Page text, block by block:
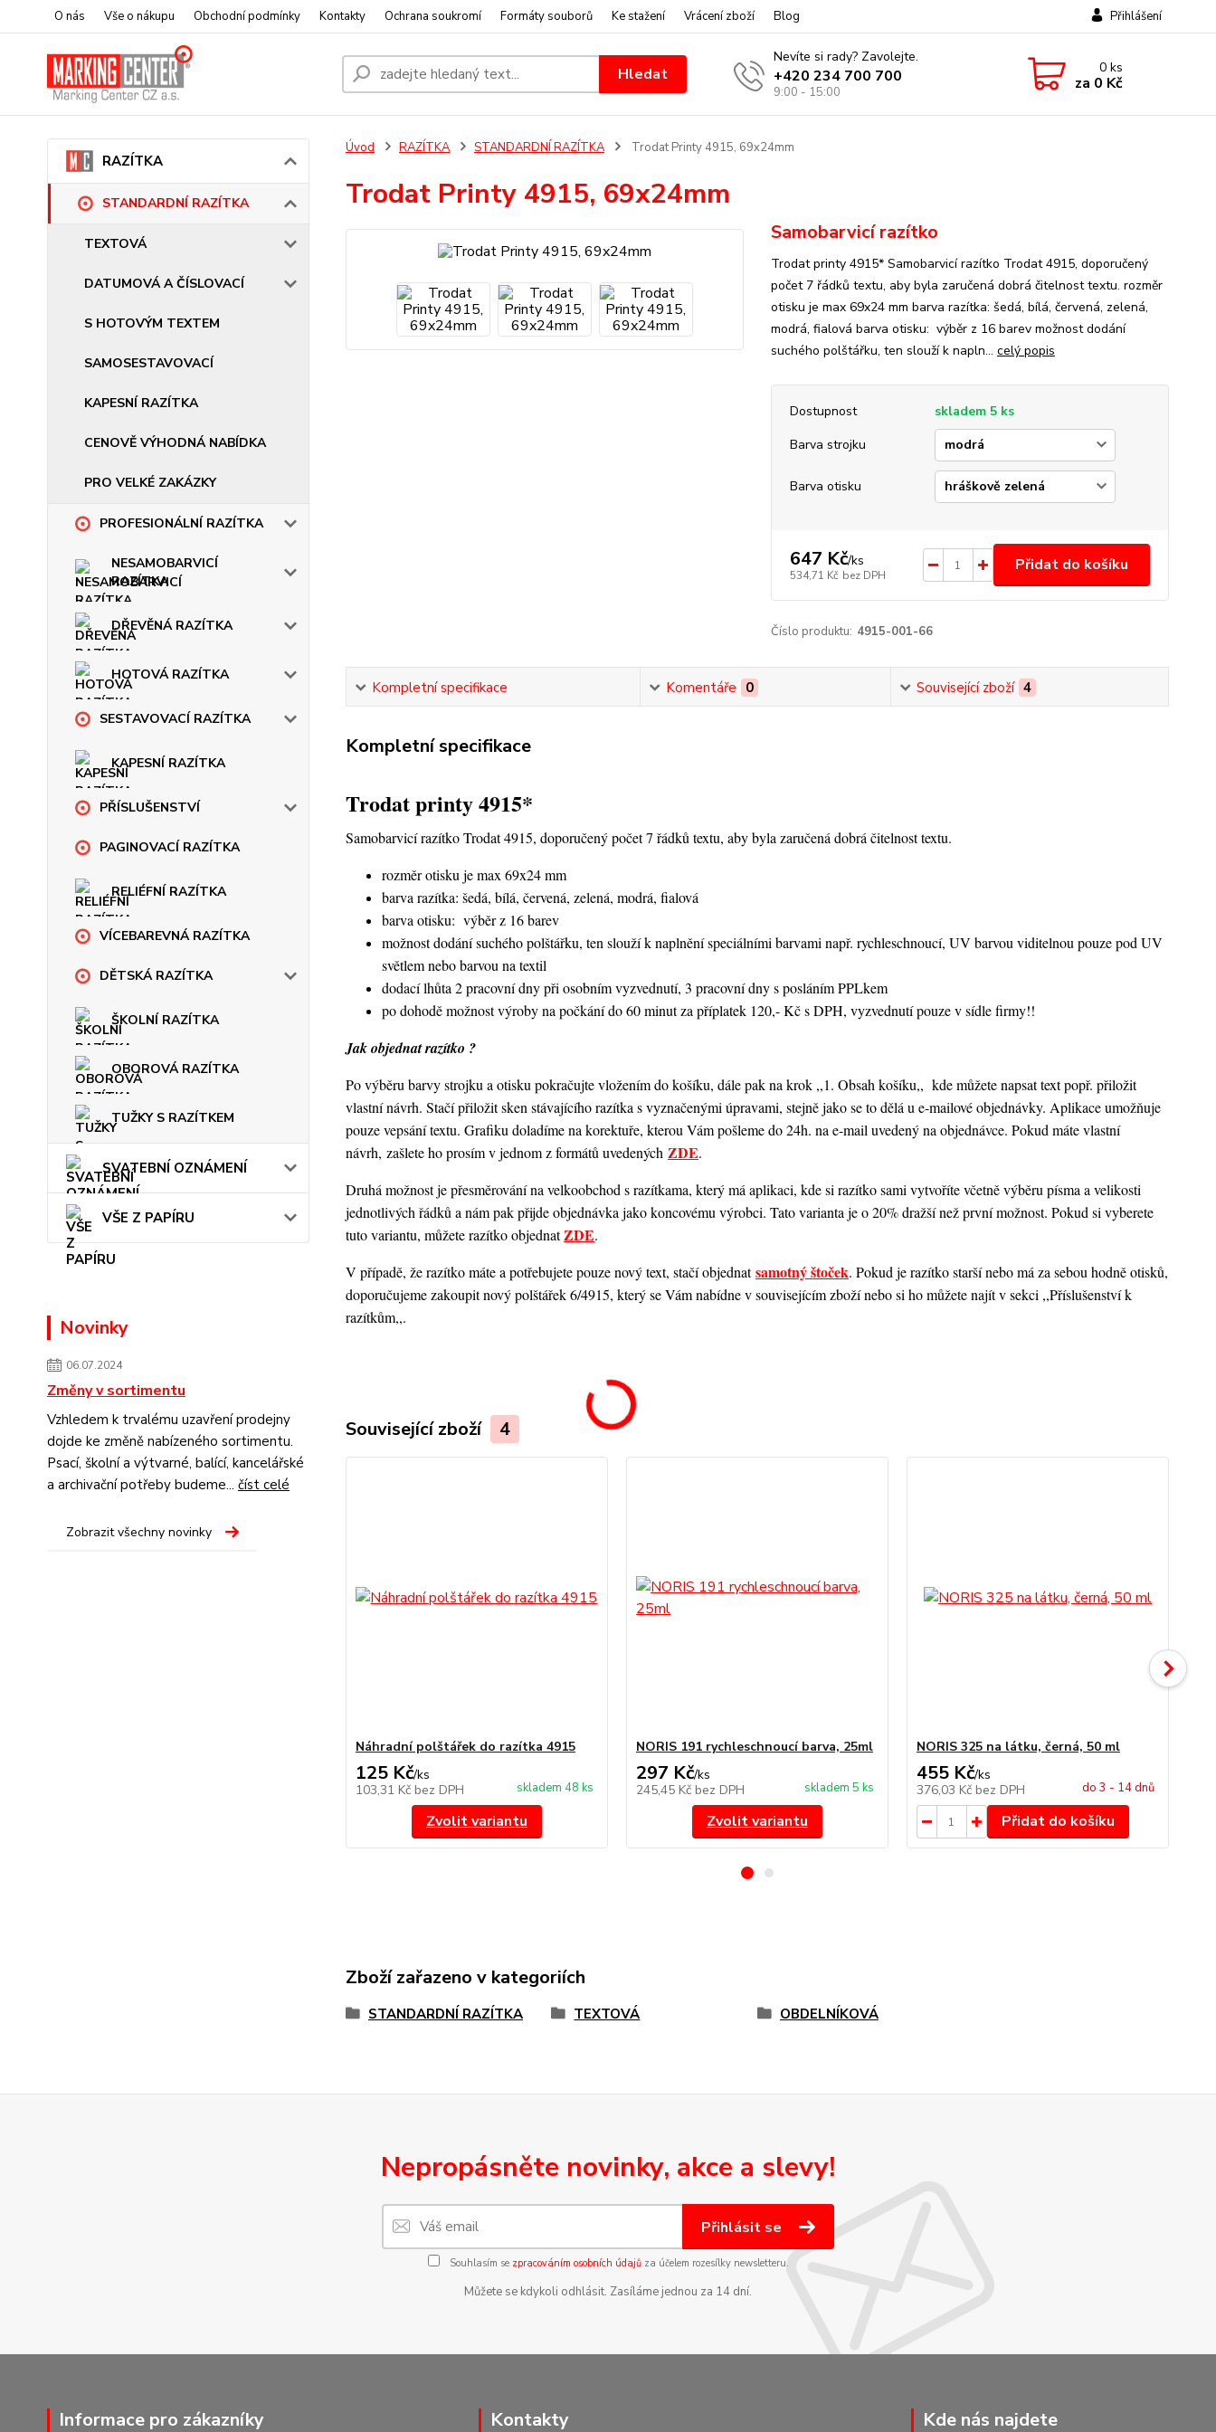
O nás Vše o nákupu Obchodní podmínky Kontakty Ochrana soukromí Formáty souborů Ke stažení Vrácení zboží Blog Přihlášení
Hledat
Nevíte si rady? Zavolejte.
+420 234 700 700
9:00 - 15:00
0ks
za 0 Kč
RAZÍTKA
STANDARDNÍ RAZÍTKA
TEXTOVÁ
DATUMOVÁ A ČÍSLOVACÍ
S HOTOVÝM TEXTEM
SAMOSESTAVOVACÍ
KAPESNÍ RAZÍTKA
CENOVĚ VÝHODNÁ NABÍDKA
PRO VELKÉ ZAKÁZKY
PROFESIONÁLNÍ RAZÍTKA
NESAMOBARVICÍ
RAZÍTKA
DŘEVĚNÁ RAZÍTKA
HOTOVÁ RAZÍTKA
SESTAVOVACÍ RAZÍTKA
KAPESNÍ RAZÍTKA
PŘÍSLUŠENSTVÍ
PAGINOVACÍ RAZÍTKA
RELIÉFNÍ RAZÍTKA
VÍCEBAREVNÁ RAZÍTKA
DĚTSKÁ RAZÍTKA
ŠKOLNÍ RAZÍTKA
OBOROVÁ RAZÍTKA
TUŽKY S RAZÍTKEM
SVATEBNÍ OZNÁMENÍ
VŠE Z PAPÍRU
Novinky
06.07.2024
Změny v sortimentu
Vzhledem k trvalému uzavření prodejny
dojde ke změně nabízeného sortimentu.
Psací, školní a výtvarné, balící, kancelářské
a archivační potřeby budeme... číst celé
Zobrazit všechny novinky
Úvod RAZÍTKA STANDARDNÍ RAZÍTKA Trodat Printy 4915, 69x24mm
Trodat Printy 4915, 69x24mm
Samobarvicí razítko
Trodat printy 4915* Samobarvicí razítko Trodat 4915, doporučený
počet 7 řádků textu, aby byla zaručená dobrá čitelnost textu. rozměr
otisku je max 69x24 mm barva razítka: šedá, bílá, červená, zelená,
modrá, fialová barva otisku: výběr z 16 barev možnost dodání
suchého polštářku, ten slouží k napln... celý popis
Dostupnost
skladem 5 ks
Barva strojku
Barva otisku
647 Kč/ks
534,71 Kč bez DPH
Přidat do košíku
Číslo produktu: 4915-001-66
Kompletní specifikace Komentáře 0 Související zboží 4
Kompletní specifikace
Trodat printy 4915*
Samobarvicí razítko Trodat 4915, doporučený počet 7 řádků textu, aby byla zaručená dobrá čitelnost textu.
rozměr otisku je max 69x24 mm
barva razítka: šedá, bílá, červená, zelená, modrá, fialová
barva otisku: výběr z 16 barev
možnost dodání suchého polštářku, ten slouží k naplnění speciálními barvami např. rychleschnoucí, UV barvou viditelnou pouze pod UV
světlem nebo barvou na textil
dodací lhůta 2 pracovní dny při osobním vyzvednutí, 3 pracovní dny s posláním PPLkem
po dohodě možnost výroby na počkání do 60 minut za příplatek 120,- Kč s DPH, vyzvednutí pouze v sídle firmy!!
Jak objednat razítko ?
Po výběru barvy strojku a otisku pokračujte vložením do košíku, dále pak na krok ,,1. Obsah košíku,, kde můžete napsat text popř. přiložit
vlastní návrh. Stačí přiložit sken stávajícího razítka s vyznačenými úpravami, stejně jako se to dělá u e-mailové objednávky. Aplikace umožňuje
pouze vepsání textu. Grafiku doladíme na korektuře, kterou Vám pošleme do 24h. na e-mail uvedený na objednávce. Pokud máte vlastní
návrh, zašlete ho prosím v jednom z formátů uvedených ZDE.
Druhá možnost je přesměrování na velkoobchod s razítkama, který má aplikaci, kde si razítko sami vytvoříte včetně výběru písma a velikosti
jednotlivých řádků a nám pak přijde objednávka jako koncovému výrobci. Tato varianta je o 20% dražší než první možnost. Pokud si vyberete
tuto variantu, můžete razítko objednatZDE.
V případě, že razítko máte a potřebujete pouze nový text, stačí objednatsamotný štoček. Pokud je razítko starší nebo má za sebou hodně otisků,
doporučujeme zakoupit nový polštářek 6/4915, který se Vám nabídne v souvisejícím zboží nebo si ho můžete najít v sekci ,,Příslušenství k
razítkům,,.
Související zboží 4
Náhradní polštářek do razítka 4915
125 Kč/ks
103,31 Kč bez DPH skladem 48 ks
Zvolit variantu
NORIS 191 rychleschnoucí barva, 25ml
297 Kč/ks
245,45 Kč bez DPH skladem 5 ks
Zvolit variantu
NORIS 325 na látku, černá, 50 ml
455 Kč/ks
376,03 Kč bez DPH do 3 - 14 dnů
Přidat do košíku
Zboží zařazeno v kategoriích
STANDARDNÍ RAZÍTKA TEXTOVÁ OBDELNÍKOVÁ
Nepropásněte novinky, akce a slevy!
Přihlásit se
Souhlasím se zpracováním osobních údajůza účelem rozesílky newsletteru.
Můžete se kdykoli odhlásit. Zasíláme jednou za 14 dní.
Informace pro zákazníky Kontakty Kde nás najdete